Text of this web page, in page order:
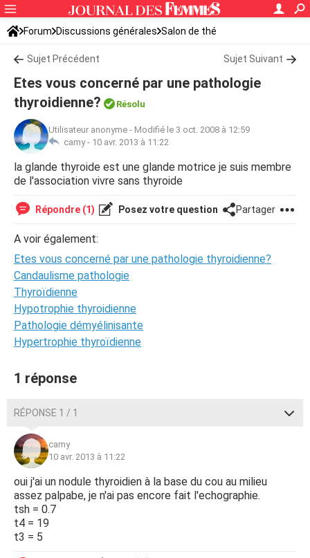
Forum Discussions générales Salon de thé
Sujet Précédent Sujet Suivant
Etes vous concerné par une pathologie
thyroidienne?
Résolu
Utilisateur anonyme - Modifié le 3 oct. 2008 à 12:59
camy - 10 avr. 2013 à 11:22
la glande thyroide est une glande motrice je suis membre
de l'association vivre sans thyroide
Répondre (1) Posez votre question Partager
A voir également:
Etes vous concerné par une pathologie thyroidienne?
Candaulisme pathologie
Thyroïdienne
Hypotrophie thyroidienne
Pathologie démyélinisante
Hypertrophie thyroïdienne
1 réponse
RÉPONSE 1 / 1
camy
10 avr. 2013 à 11:22
oui j'ai un nodule thyroidien à la base du cou au milieu
assez palpabe, je n'ai pas encore fait l'echographie.
tsh = 0.7
t4 = 19
t3 = 5